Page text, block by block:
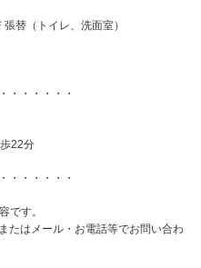
替（トイレ、洗面室）
・・・・・・
22分
・・・・・・
です。
たはメール・お電話等でお問い合わ